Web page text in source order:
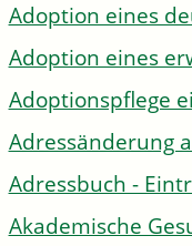
Adoption eines
Adoption eines
Adoptionspflege
Adressänderung
Adressbuch -
Akademische